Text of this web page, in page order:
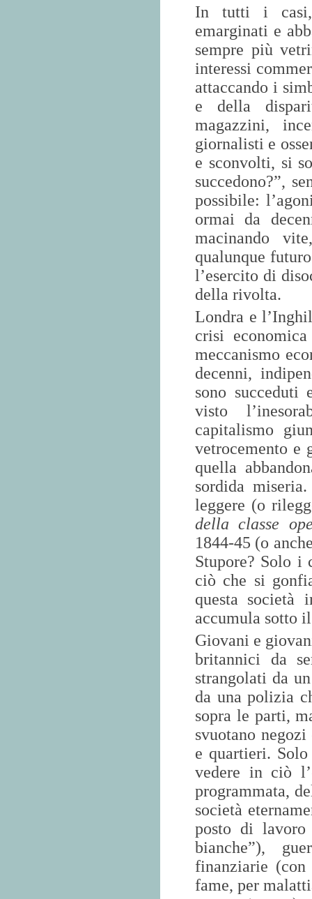
In tutti i casi,
emarginati e
sempre più
interessi
attaccando i
e della
magazzini,
giornalisti e
e sconvolti, si
succedono?”,
possibile:
ormai da
macinando
qualunque
l’esercito di
della rivolta.
Londra e
crisi
meccanismo
decenni,
sono succeduti
visto
capitalismo
vetrocemento
quella
sordida
leggere (o
della classe
1844-45 (o
Stupore? Solo i
ciò che si
questa società
accumula sotto
Giovani e
britannici da
strangolati da
da una polizia
sopra le parti,
svuotano
e quartieri.
vedere in ciò
programmata,
società
posto di lavoro
bianche”),
finanziarie
fame, per